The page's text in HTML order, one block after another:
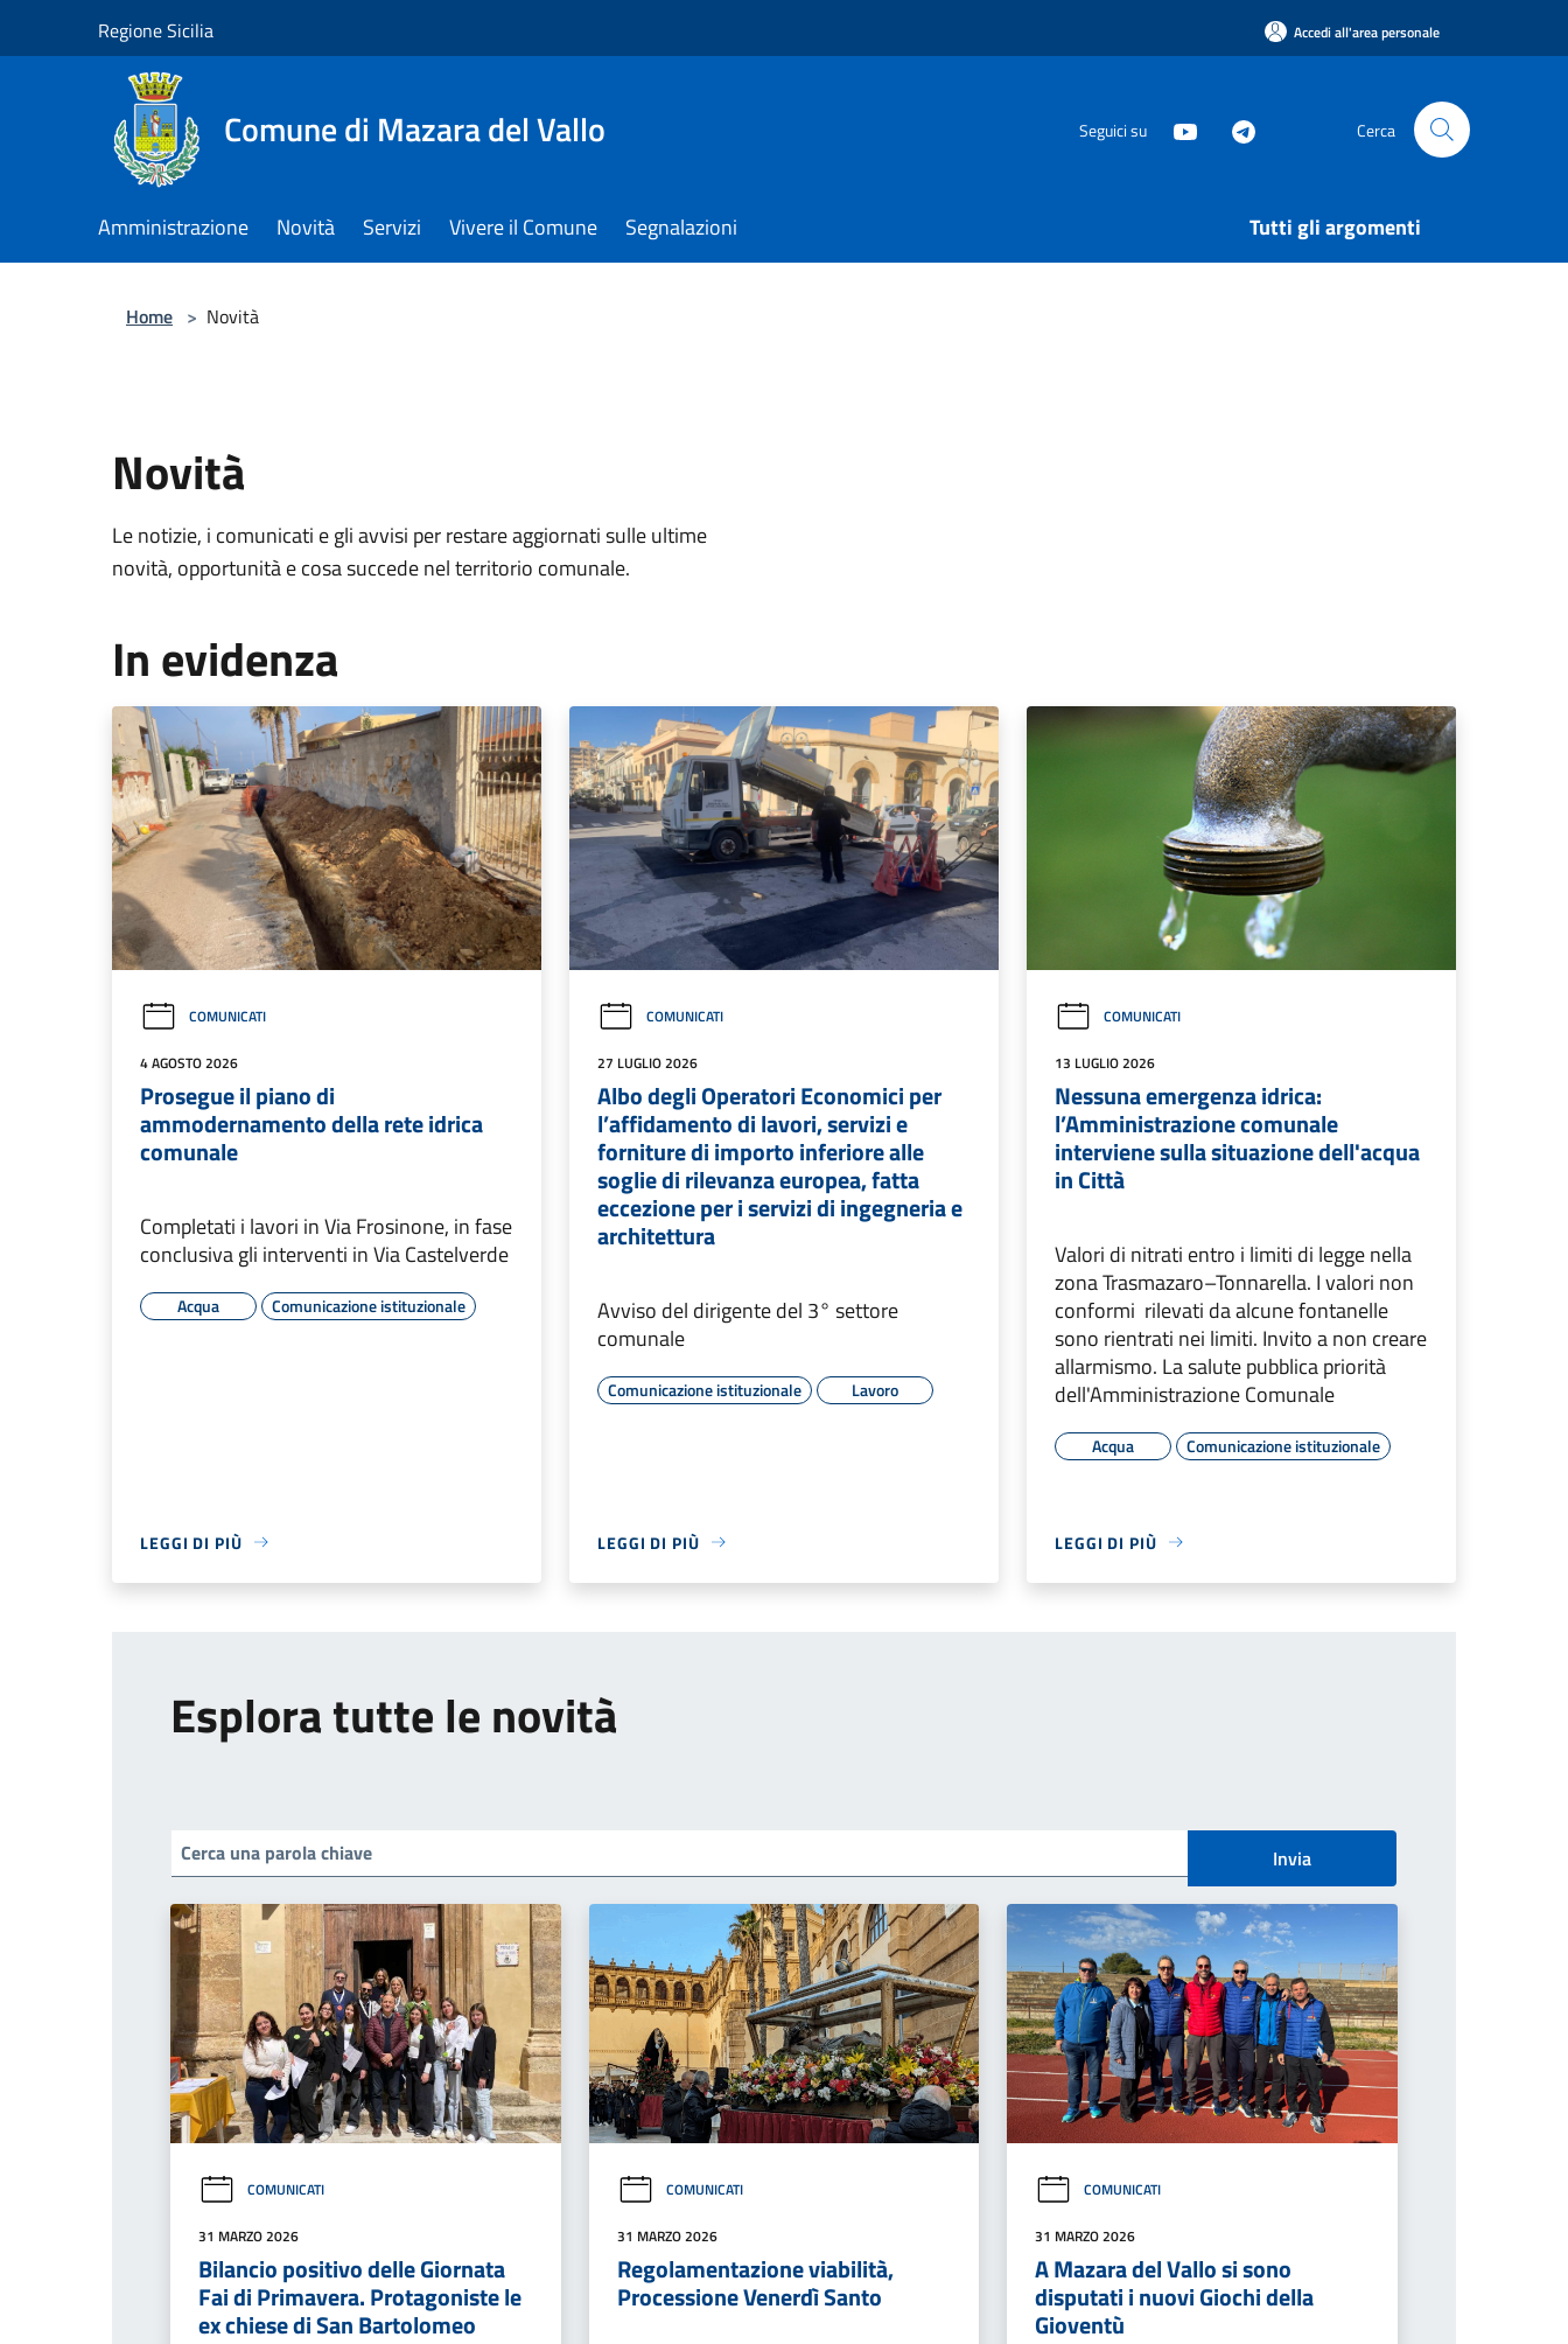
Regione Sicilia Accedi all'area personale
Comune di Mazara del Vallo Seguici su Cerca
Amministrazione Novità Servizi Vivere il Comune Segnalazioni Tutti gli argomenti
Home > Novità
Novità
Le notizie, i comunicati e gli avvisi per restare aggiornati sulle ultime
novità, opportunità e cosa succede nel territorio comunale.
In evidenza
COMUNICATI
4 AGOSTO 2026
Prosegue il piano di
ammodernamento della rete idrica
comunale
Completati i lavori in Via Frosinone, in fase
conclusiva gli interventi in Via Castelverde
Acqua Comunicazione istituzionale
LEGGI DI PIÙ
COMUNICATI
27 LUGLIO 2026
Albo degli Operatori Economici per
l’affidamento di lavori, servizi e
forniture di importo inferiore alle
soglie di rilevanza europea, fatta
eccezione per i servizi di ingegneria e
architettura
Avviso del dirigente del 3° settore
comunale
Comunicazione istituzionale Lavoro
LEGGI DI PIÙ
COMUNICATI
13 LUGLIO 2026
Nessuna emergenza idrica:
l’Amministrazione comunale
interviene sulla situazione dell'acqua
in Città
Valori di nitrati entro i limiti di legge nella
zona Trasmazaro–Tonnarella. I valori non
conformi rilevati da alcune fontanelle
sono rientrati nei limiti. Invito a non creare
allarmismo. La salute pubblica priorità
dell'Amministrazione Comunale
Acqua Comunicazione istituzionale
LEGGI DI PIÙ
Esplora tutte le novità
Invia
COMUNICATI
31 MARZO 2026
Bilancio positivo delle Giornata
Fai di Primavera. Protagoniste le
ex chiese di San Bartolomeo
COMUNICATI
31 MARZO 2026
Regolamentazione viabilità,
Processione Venerdì Santo
COMUNICATI
31 MARZO 2026
A Mazara del Vallo si sono
disputati i nuovi Giochi della
Gioventù